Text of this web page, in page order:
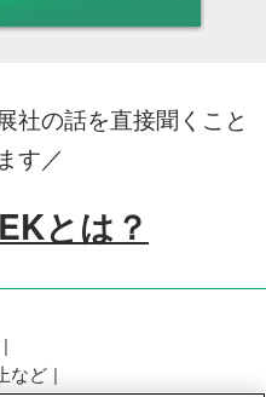
社の話を直接聞くこと
す／
とは？
など